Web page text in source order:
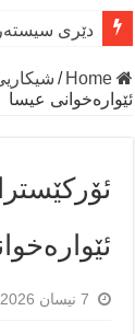
دێری
Home
/
ئێوارەخوانی عیسا
7 نیسان 2026